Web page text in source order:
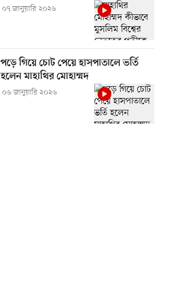
০৭ জানুয়ারি ২০২৬
পড়ে গিয়ে চোট পেয়ে হাসপাতালে ভর্তি
হলেন মাহাথির মোহাম্মদ
০৬ জানুয়ারি ২০২৬